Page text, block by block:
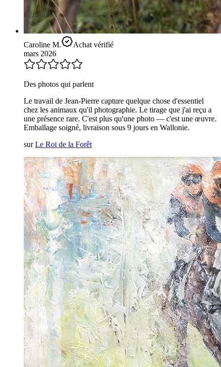
Caroline M.
Achat vérifié
mars 2026
Des photos qui parlent
Le travail de Jean-Pierre capture quelque chose d'essentiel
chez les animaux qu'il photographie. Le tirage que j'ai reçu a
une présence rare. C'est plus qu'une photo — c'est une œuvre.
Emballage soigné, livraison sous 9 jours en Wallonie.
sur Le Roi de la Forêt